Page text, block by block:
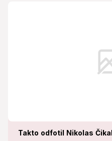
Takto odfotil Nikolas